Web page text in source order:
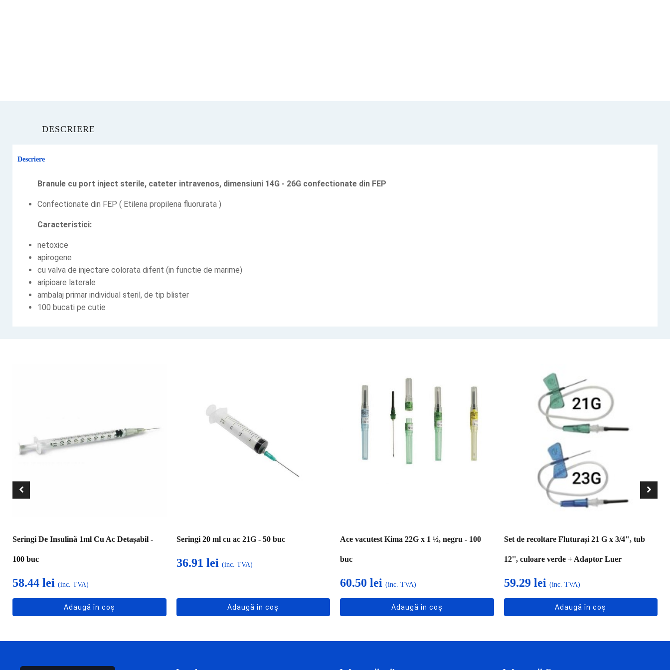
DESCRIERE
Descriere
Branule cu port inject sterile, cateter intravenos, dimensiuni 14G - 26G confectionate din FEP
Confectionate din FEP ( Etilena propilena fluorurata )
Caracteristici:
netoxice
apirogene
cu valva de injectare colorata diferit (in functie de marime)
aripioare laterale
ambalaj primar individual steril, de tip blister
100 bucati pe cutie
Seringi De Insulină 1ml Cu Ac Detașabil -
100 buc
58.44 lei (inc. TVA)
Adaugă în coș
Seringi 20 ml cu ac 21G - 50 buc
36.91 lei (inc. TVA)
Adaugă în coș
Ace vacutest Kima 22G x 1 ½, negru - 100
buc
60.50 lei (inc. TVA)
Adaugă în coș
Set de recoltare Fluturași 21 G x 3/4", tub
12'', culoare verde + Adaptor Luer
59.29 lei (inc. TVA)
Adaugă în coș